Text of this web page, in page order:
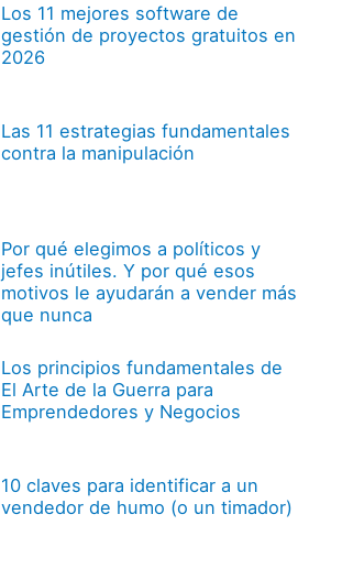
Los 11 mejores software de
gestión de proyectos gratuitos en
2026
Las 11 estrategias fundamentales
contra la manipulación
Por qué elegimos a políticos y
jefes inútiles. Y por qué esos
motivos le ayudarán a vender más
que nunca
Los principios fundamentales de
El Arte de la Guerra para
Emprendedores y Negocios
10 claves para identificar a un
vendedor de humo (o un timador)